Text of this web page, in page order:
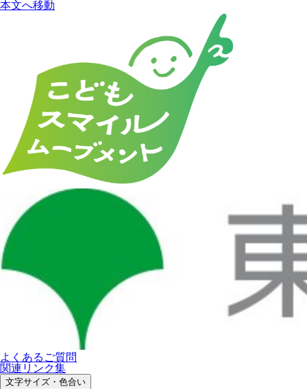
本文へ移動
よくあるご質問
関連リンク集
文字サイズ・色合い